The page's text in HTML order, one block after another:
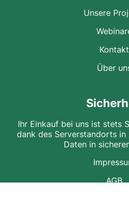
Unsere
Kontakt
Über
Ihr Einkauf bei uns ist stets
dank des Serverstandorts in
Daten in
AGB